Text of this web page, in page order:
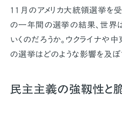
11月のアメリカ大統領選挙を
の一年間の選挙の結果、世界
いくのだろうか。ウクライナや
の選挙はどのような影響を及ぼ
民主主義の強靱性と